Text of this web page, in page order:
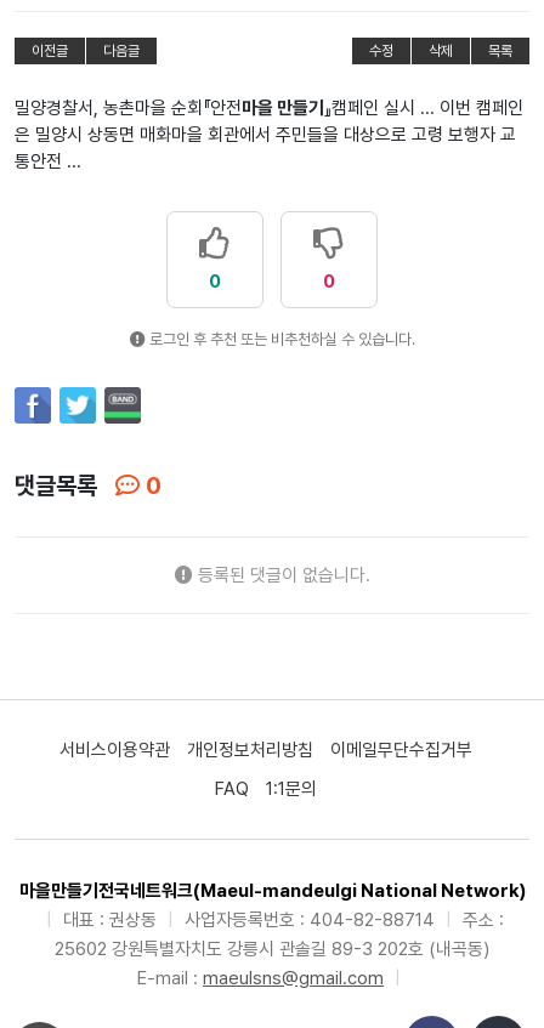
이전글 다음글 수정 삭제 목록
밀양경찰서, 농촌마을 순회『안전마을 만들기 』캠페인 실시 ... 이번 캠페인
은 밀양시 상동면 매화마을 회관에서 주민들을 대상으로 고령 보행자 교
통안전 ...
0 0
로그인 후 추천 또는 비추천하실 수 있습니다.
댓글목록 0
등록된 댓글이 없습니다.
서비스이용약관 개인정보처리방침
이메일무단수집거부
FAQ
1:1문의
마을만들기전국네트워크(Maeul-mandeulgi National Network)
대표 : 권상동 사업자등록번호 : 404-82-88714
주소 :
25602 강원특별자치도 강릉시 관솔길 89-3 202호 (내곡동)
E-mail : maeulsns@gmail.com